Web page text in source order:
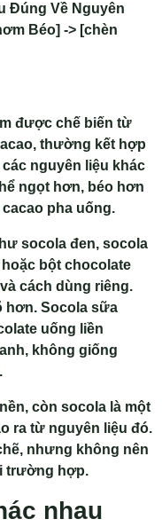
Đúng Về Nguyên
Béo] -> [chèn
được chế biến từ
thường kết hợp
nguyên liệu khác
ngọt hơn, béo hơn
pha uống.
socola đen, socola
bột chocolate
cách dùng riêng.
hơn. Socola sữa
uống liền
không giống
còn socola là một
ra từ nguyên liệu đó.
nhưng không nên
trường hợp.
nhau